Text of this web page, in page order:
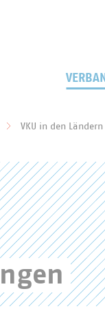
VKU in den Ländern